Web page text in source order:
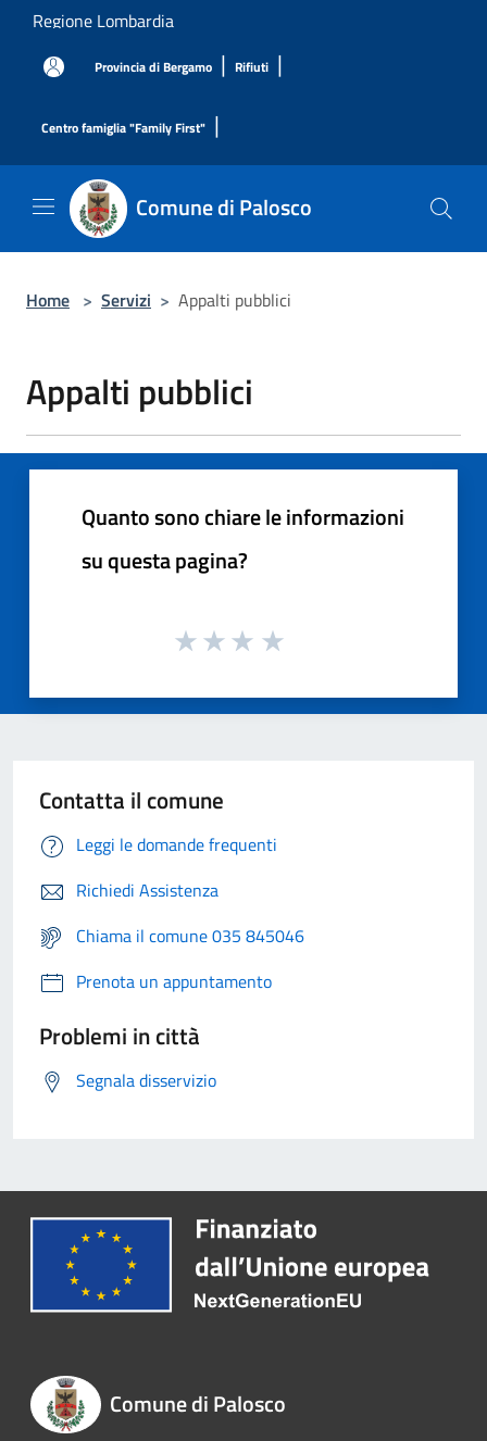
Salta al contenuto principale
Regione Lombardia
Provincia di Bergamo | Rifiuti |
Centro famiglia "Family First" |
Comune di Palosco
Home > Servizi > Appalti pubblici
Appalti pubblici
Quanto sono chiare le informazioni
su questa pagina?
Contatta il comune
Leggi le domande frequenti
Richiedi Assistenza
Chiama il comune 035 845046
Prenota un appuntamento
Problemi in città
Segnala disservizio
Comune di Palosco